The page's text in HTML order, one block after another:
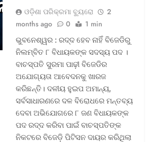
ଓଡ଼ିଶା ପରିକ୍ରମା ବ୍ୟୁରୋ
2
months ago
0 1 min
ଭୁବନେଶ୍ୱର : ରଦ୍ଦ ହେବ ନାହିଁ ବିଜେଡିରୁ
ନିଲମ୍ବିତ ୮ ବିଧାୟକଙ୍କ ସଦସ୍ୟ ପଦ ।
ବାଚସ୍ପତି ସୁରମା ପାଢ଼ୀ ବିଜେଡିର
ଅଯୋଗ୍ୟତା ଆବେଦନକୁ ଖାରଜ
କରିଛନ୍ତି। ଦଳୀୟ ହୁଇପ ଅମାନ୍ୟ,
ସର୍ବସାଧାରଣରେ ଦଳ ବିରୋଧରେ ମନ୍ତବ୍ୟ
ଦେବା ଅଭିଯୋଗରେ ୮ ଜଣ ବିଧାୟକଙ୍କ
ପଦ ରଦ୍ଦ କରିବା ପାଇଁ ବାଚସ୍ପତିଙ୍କ
ନିକଟରେ ବିଜେଡ଼ି ପିଟିସନ ଦାୟର କରିଥିଲା